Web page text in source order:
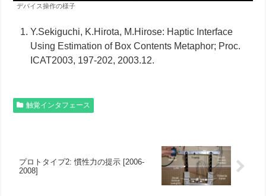
デバイス操作の様子
Y.Sekiguchi, K.Hirota, M.Hirose: Haptic Interface
Using Estimation of Box Contents Metaphor; Proc.
ICAT2003, 197-202, 2003.12.
触覚インタフェース
プロトタイプ2: 慣性力の提示 [2006-
2008]